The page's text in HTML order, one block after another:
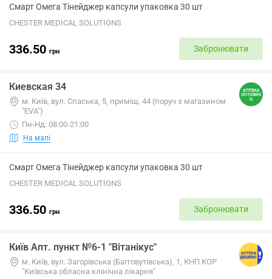
Смарт Омега Тінейджер капсули упаковка 30 шт
CHESTER MEDICAL SOLUTIONS
336.50 грн Забронювати
Киевская 34
м. Київ, вул. Спаська, 5, приміщ. 44 (поруч з магазином
"EVA")
Пн-Нд: 08:00-21:00
На мапі
Смарт Омега Тінейджер капсули упаковка 30 шт
CHESTER MEDICAL SOLUTIONS
336.50 грн Забронювати
Київ Апт. пункт №6-1 "Вітанікус"
м. Київ, вул. Загорівська (Багговутівська), 1, КНП КОР
"Київська обласна клінічна лікарня"